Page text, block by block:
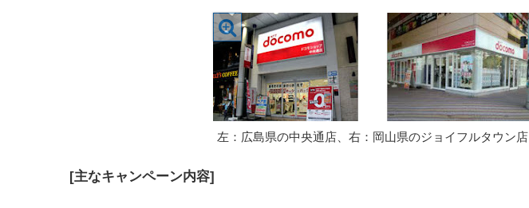
左：広島県の中央通店、右：岡山県のジョイフルタウン店
[主なキャンペーン内容]